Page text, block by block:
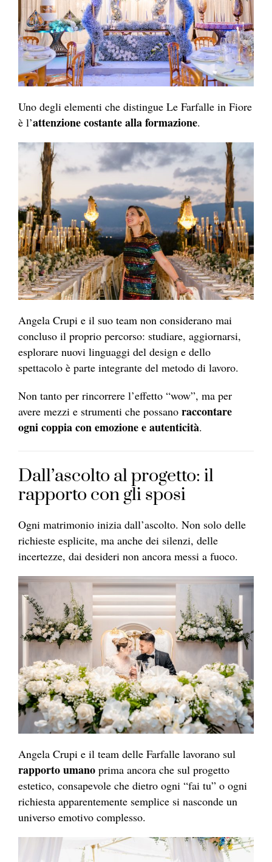
Uno degli elementi che distingue Le Farfalle in Fiore
è l’attenzione costante alla formazione.
Angela Crupi e il suo team non considerano mai
concluso il proprio percorso: studiare, aggiornarsi,
esplorare nuovi linguaggi del design e dello
spettacolo è parte integrante del metodo di lavoro.
Non tanto per rincorrere l’effetto “wow”, ma per
avere mezzi e strumenti che possano raccontare
ogni coppia con emozione e autenticità.
Dall’ascolto al progetto: il
rapporto con gli sposi
Ogni matrimonio inizia dall’ascolto. Non solo delle
richieste esplicite, ma anche dei silenzi, delle
incertezze, dai desideri non ancora messi a fuoco.
Angela Crupi e il team delle Farfalle lavorano sul
rapporto umano prima ancora che sul progetto
estetico, consapevole che dietro ogni “fai tu” o ogni
richiesta apparentemente semplice si nasconde un
universo emotivo complesso.